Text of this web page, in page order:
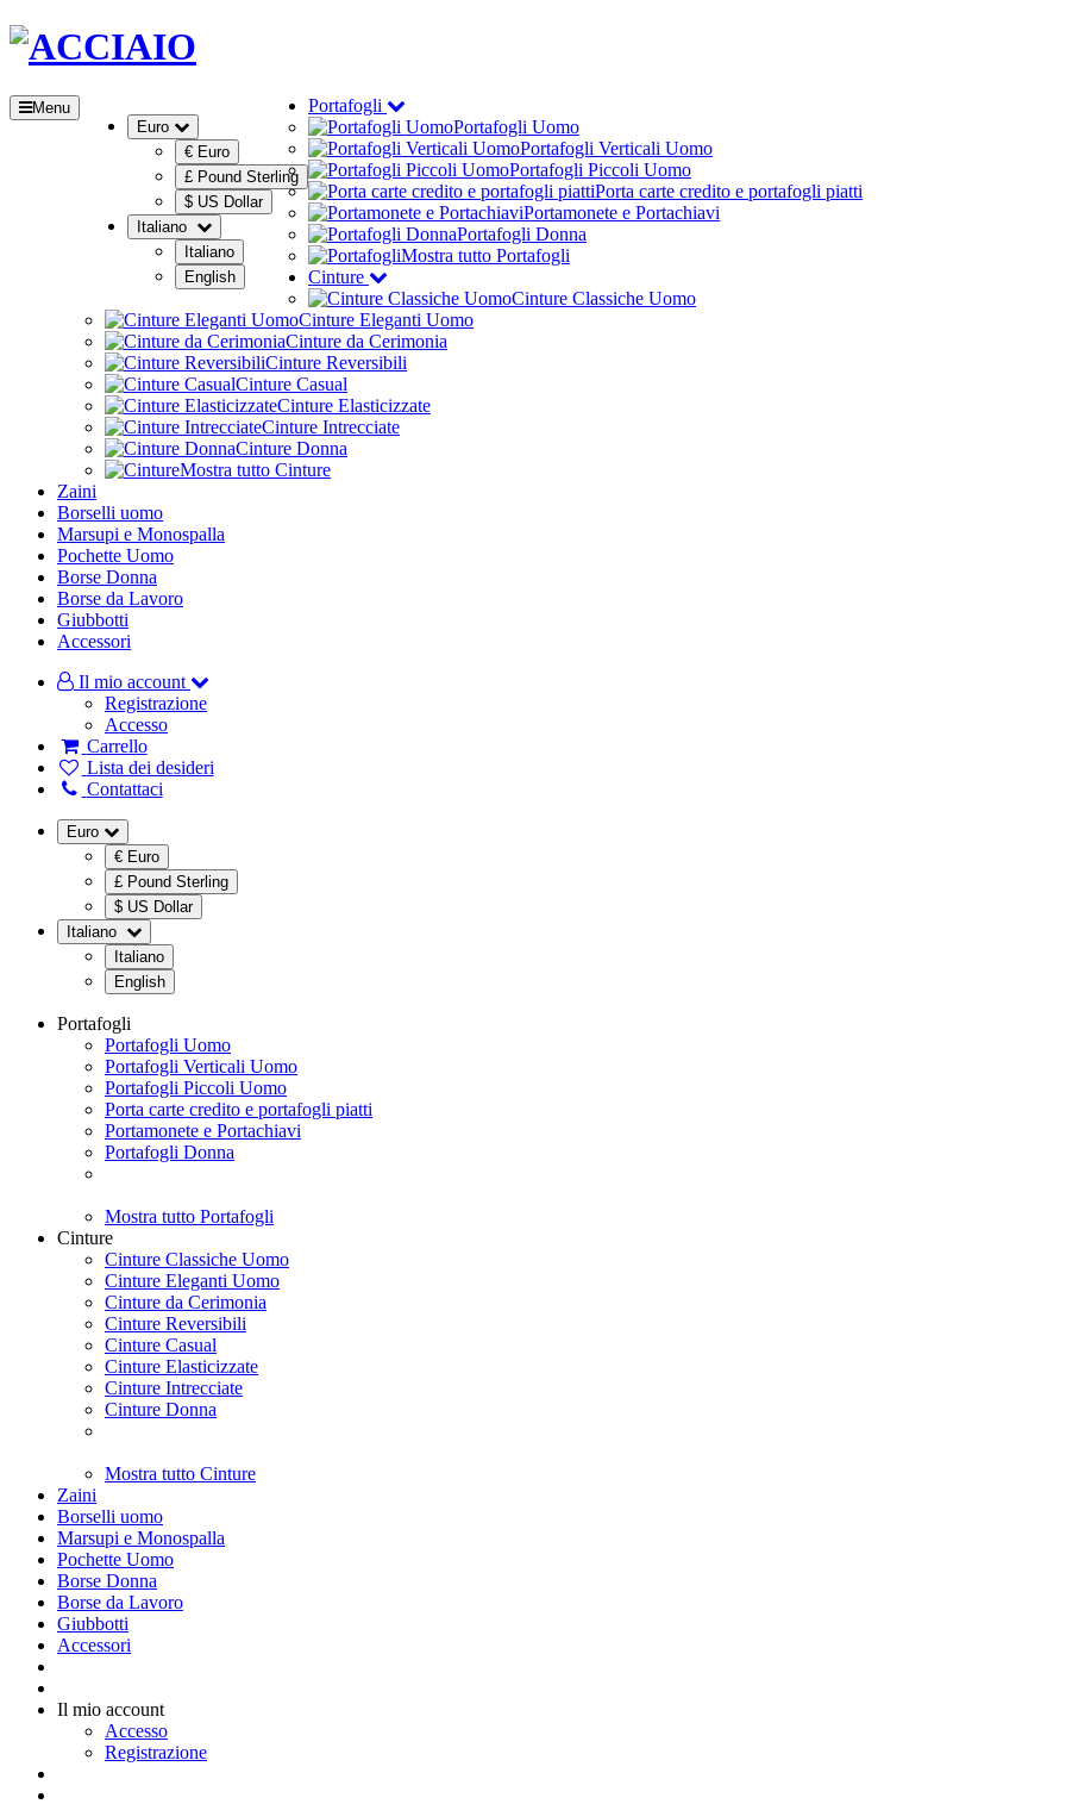
Menu
Euro
€ Euro
£ Pound Sterling
$ US Dollar
Italiano
Italiano
English
Portafogli
Portafogli Uomo
Portafogli Verticali Uomo
Portafogli Piccoli Uomo
Porta carte credito e portafogli piatti
Portamonete e Portachiavi
Portafogli Donna
Mostra tutto Portafogli
Cinture
Cinture Classiche Uomo
Cinture Eleganti Uomo
Cinture da Cerimonia
Cinture Reversibili
Cinture Casual
Cinture Elasticizzate
Cinture Intrecciate
Cinture Donna
Mostra tutto Cinture
Zaini
Borselli uomo
Marsupi e Monospalla
Pochette Uomo
Borse Donna
Borse da Lavoro
Giubbotti
Accessori
Il mio account
Registrazione
Accesso
Carrello
Lista dei desideri
Contattaci
Euro
€ Euro
£ Pound Sterling
$ US Dollar
Italiano
Italiano
English
Portafogli
Portafogli Uomo
Portafogli Verticali Uomo
Portafogli Piccoli Uomo
Porta carte credito e portafogli piatti
Portamonete e Portachiavi
Portafogli Donna
Mostra tutto Portafogli
Cinture
Cinture Classiche Uomo
Cinture Eleganti Uomo
Cinture da Cerimonia
Cinture Reversibili
Cinture Casual
Cinture Elasticizzate
Cinture Intrecciate
Cinture Donna
Mostra tutto Cinture
Zaini
Borselli uomo
Marsupi e Monospalla
Pochette Uomo
Borse Donna
Borse da Lavoro
Giubbotti
Accessori
Il mio account
Accesso
Registrazione